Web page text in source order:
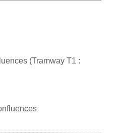
(Tramway T1 :